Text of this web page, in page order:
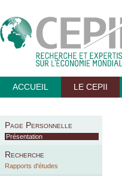
ACCUEIL LE CEPII
Page Personnelle
Présentation
Recherche
Rapports d'études